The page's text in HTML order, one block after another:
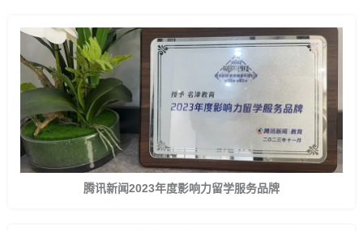
腾讯新闻2023年度影响力留学服务品牌